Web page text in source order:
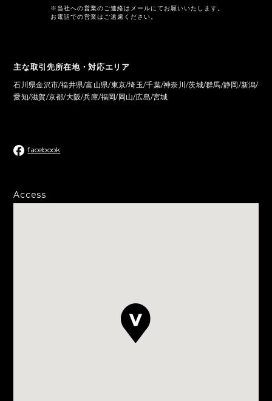
※当社への営業のご連絡はメールにてお願いいたします。
お電話での営業はご遠慮ください。
主な取引先所在地・対応エリア
石川県金沢市/福井県/富山県/東京/埼玉/千葉/神奈川/茨城/群馬/静岡/新潟/
愛知/滋賀/京都/大阪/兵庫/福岡/岡山/広島/宮城
facebook
Access